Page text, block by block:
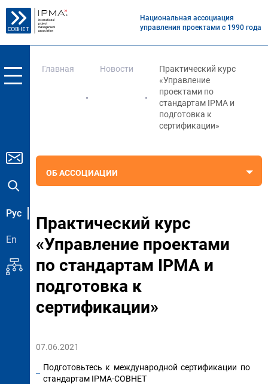
Национальная ассоциация
управления проектами с 1990 года
Рус
En
Главная Новости
Практический курс
«Управление
проектами по
стандартам IPMA и
подготовка к
сертификации»
ОБ АССОЦИАЦИИ
Практический курс
«Управление проектами
по стандартам IPMA и
подготовка к
сертификации»
07.06.2021
Подготовьтесь к международной сертификации по
стандартам IPMA-СОВНЕТ